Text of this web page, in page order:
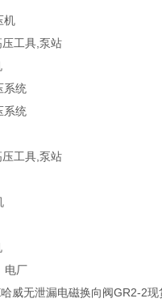
具,泵站
系统
系统
具,泵站
电厂
威无泄漏电磁换向阀GR2-2现